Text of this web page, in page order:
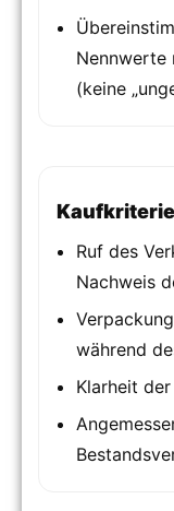
Nennwerte
(keine
Ruf des
Nachweis
während
Klarheit